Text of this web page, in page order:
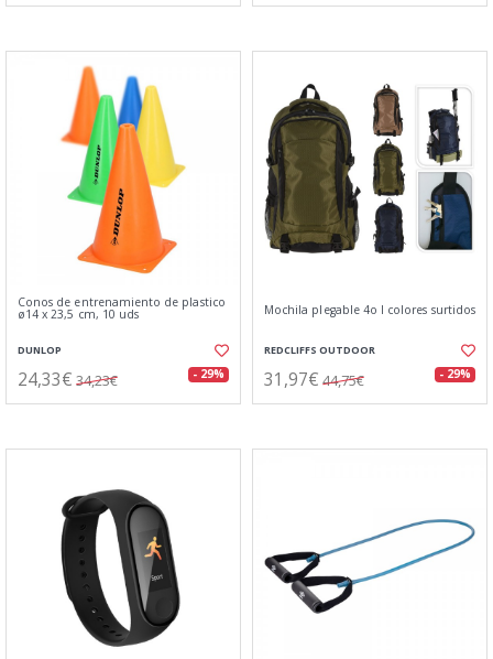
Conos de entrenamiento de plastico
ø14 x 23,5 cm, 10 uds
DUNLOP
24,33€ 34,23€ - 29%
Mochila plegable 4o l colores surtidos
REDCLIFFS OUTDOOR
31,97€ 44,75€ - 29%